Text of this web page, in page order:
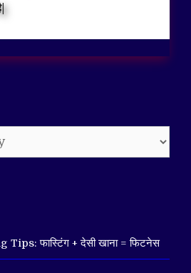
फास्टिंग + देसी खाना = फिटनेस